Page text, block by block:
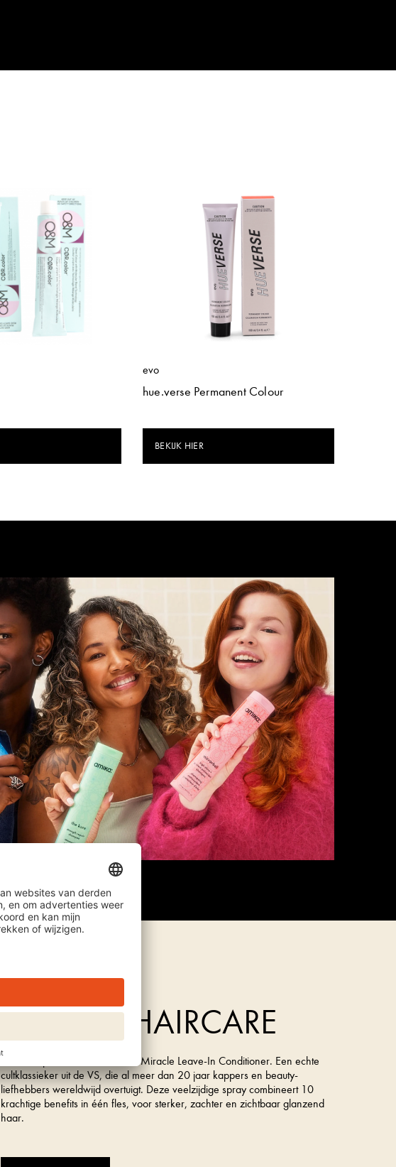
evo
hue.verse Permanent Colour
BEKIJK HIER
Ontdek het cultmerk uit de VS
IT'S A 10 HAIRCARE
Het hero product is de It’s a 10 Miracle Leave-In Conditioner. Een echte
cultklassieker uit de VS, die al meer dan 20 jaar kappers en beauty-
liefhebbers wereldwijd overtuigt. Deze veelzijdige spray combineert 10
krachtige benefits in één fles, voor sterker, zachter en zichtbaar glanzend
haar.